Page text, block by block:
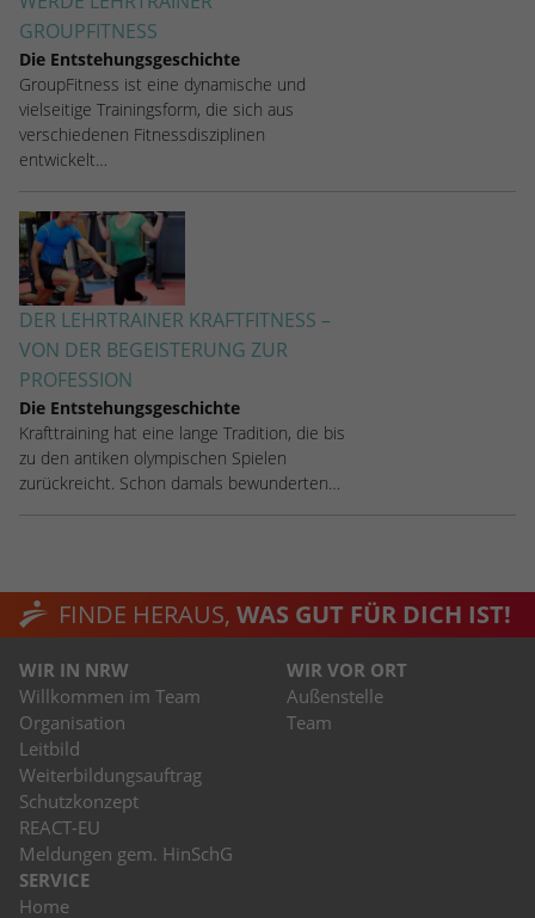
GROUPFITNESS
Die Entstehungsgeschichte
GroupFitness ist eine dynamische und
vielseitige Trainingsform, die sich aus
verschiedenen Fitnessdisziplinen
entwickelt…
DER LEHRTRAINER KRAFTFITNESS –
VON DER BEGEISTERUNG ZUR
PROFESSION
Die Entstehungsgeschichte
Krafttraining hat eine lange Tradition, die bis
zu den antiken olympischen Spielen
zurückreicht. Schon damals bewunderten…
FINDE HERAUS, WAS GUT FÜR DICH IST!
WIR IN NRW
Willkommen im Team
Organisation
Leitbild
Weiterbildungsauftrag
Schutzkonzept
REACT-EU
Meldungen gem. HinSchG
WIR VOR ORT
Außenstelle
Team
SERVICE
Home